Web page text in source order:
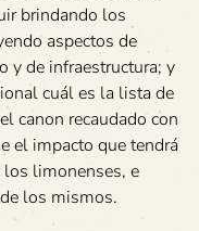
brindando los
aspectos de
y de infraestructura; y
cuál es la lista de
canon recaudado con
el impacto que tendrá
los limonenses, e
los mismos.